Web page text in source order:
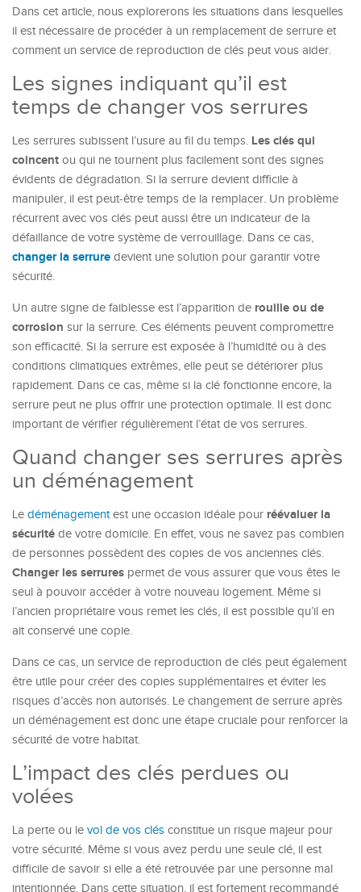
Dans cet article, nous explorerons les situations dans lesquelles
il est nécessaire de procéder à un remplacement de serrure et
comment un service de reproduction de clés peut vous aider.
Les signes indiquant qu’il est
temps de changer vos serrures
Les serrures subissent l’usure au fil du temps. Les clés qui
coincent ou qui ne tournent plus facilement sont des signes
évidents de dégradation. Si la serrure devient difficile à
manipuler, il est peut-être temps de la remplacer. Un problème
récurrent avec vos clés peut aussi être un indicateur de la
défaillance de votre système de verrouillage. Dans ce cas,
changer la serrure devient une solution pour garantir votre
sécurité.
Un autre signe de faiblesse est l’apparition de rouille ou de
corrosion sur la serrure. Ces éléments peuvent compromettre
son efficacité. Si la serrure est exposée à l’humidité ou à des
conditions climatiques extrêmes, elle peut se détériorer plus
rapidement. Dans ce cas, même si la clé fonctionne encore, la
serrure peut ne plus offrir une protection optimale. Il est donc
important de vérifier régulièrement l’état de vos serrures.
Quand changer ses serrures après
un déménagement
Le déménagementest une occasion idéale pour réévaluer la
sécurité de votre domicile. En effet, vous ne savez pas combien
de personnes possèdent des copies de vos anciennes clés.
Changer les serrures permet de vous assurer que vous êtes le
seul à pouvoir accéder à votre nouveau logement. Même si
l’ancien propriétaire vous remet les clés, il est possible qu’il en
ait conservé une copie.
Dans ce cas, un service de reproduction de clés peut également
être utile pour créer des copies supplémentaires et éviter les
risques d’accès non autorisés. Le changement de serrure après
un déménagement est donc une étape cruciale pour renforcer la
sécurité de votre habitat.
L’impact des clés perdues ou
volées
La perte ou le vol de vos clés constitue un risque majeur pour
votre sécurité. Même si vous avez perdu une seule clé, il est
difficile de savoir si elle a été retrouvée par une personne mal
intentionnée. Dans cette situation, il est fortement recommandé